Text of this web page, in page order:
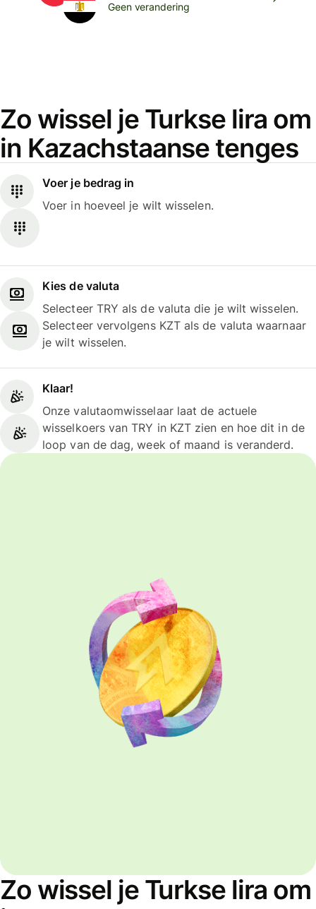
Geen verandering
Zo wissel je Turkse lira om
in Kazachstaanse tenges
Voer je bedrag in
Voer in hoeveel je wilt wisselen.
Kies de valuta
Selecteer TRY als de valuta die je wilt wisselen.
Selecteer vervolgens KZT als de valuta waarnaar
je wilt wisselen.
Klaar!
Onze valutaomwisselaar laat de actuele
wisselkoers van TRY in KZT zien en hoe dit in de
loop van de dag, week of maand is veranderd.
Zo wissel je Turkse lira om